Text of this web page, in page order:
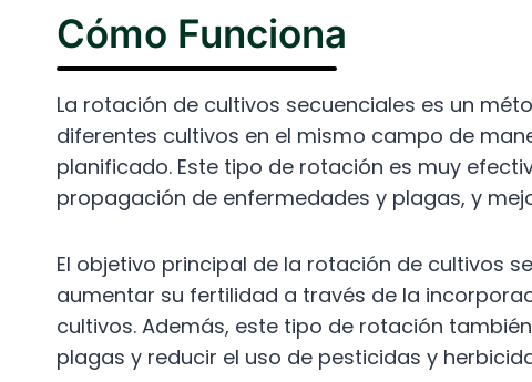
Cómo Funciona
La rotación de cultivos secuenciales es un
diferentes cultivos en el mismo campo de
planificado. Este tipo de rotación es muy
propagación de enfermedades y plagas, y
El objetivo principal de la rotación de cultivos
aumentar su fertilidad a través de la
cultivos. Además, este tipo de rotación
plagas y reducir el uso de pesticidas y